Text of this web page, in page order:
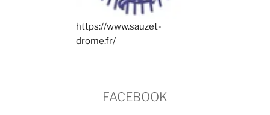
https://www.sauzet-
drome.fr/
FACEBOOK